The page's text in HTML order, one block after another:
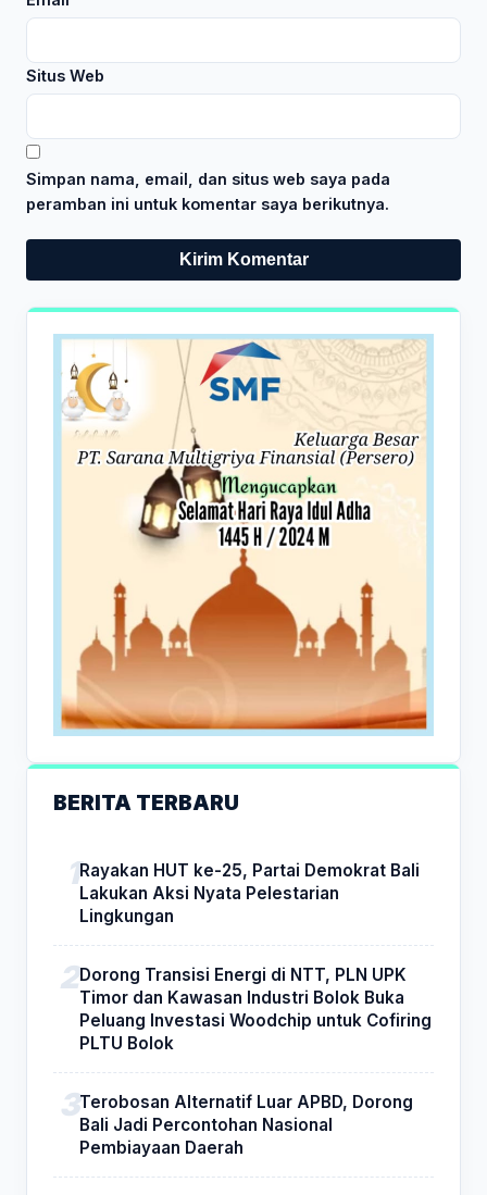
Situs Web
Simpan nama, email, dan situs web saya pada
peramban ini untuk komentar saya berikutnya.
BERITA TERBARU
Rayakan HUT ke-25, Partai Demokrat Bali
Lakukan Aksi Nyata Pelestarian
Lingkungan
Dorong Transisi Energi di NTT, PLN UPK
Timor dan Kawasan Industri Bolok Buka
Peluang Investasi Woodchip untuk Cofiring
PLTU Bolok
Terobosan Alternatif Luar APBD, Dorong
Bali Jadi Percontohan Nasional
Pembiayaan Daerah